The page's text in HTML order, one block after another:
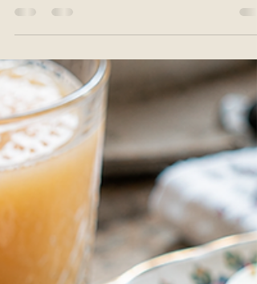
en eieren bij het ontbijtbuffet. Tijdens een
Benedict op tafel verschijnen. Maar welke
eibereiding kies je wanneer je ontbijt organiseert
voor een groep? Net zoals bij koffie zijn er
ontzettend veel mogelijkheden en is het belangrijk
hier op voorhand over na te denken. Niet iedere
berei